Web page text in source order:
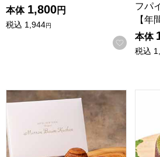
本体 1,800円
税込 1,944円
お気に
フパ
【年
本体
税込
ホテルニューオータニ マロンバウ